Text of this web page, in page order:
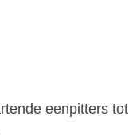
eenpitters tot